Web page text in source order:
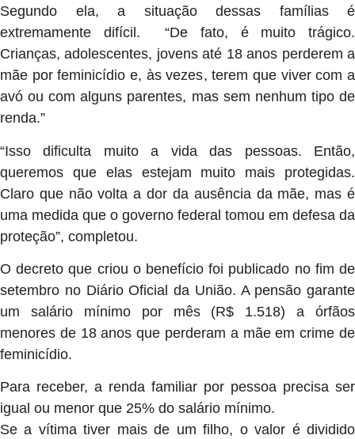
Segundo ela, a situação dessas famílias é
extremamente difícil. “De fato, é muito trágico.
Crianças, adolescentes, jovens até 18 anos perderem a
mãe por feminicídio e, às vezes, terem que viver com a
avó ou com alguns parentes, mas sem nenhum tipo de
renda.”
“Isso dificulta muito a vida das pessoas. Então,
queremos que elas estejam muito mais protegidas.
Claro que não volta a dor da ausência da mãe, mas é
uma medida que o governo federal tomou em defesa da
proteção”, completou.
O decreto que criou o benefício foi publicado no fim de
setembro no Diário Oficial da União. A pensão garante
um salário mínimo por mês (R$ 1.518) a órfãos
menores de 18 anos que perderam a mãe em crime de
feminicídio.
Para receber, a renda familiar por pessoa precisa ser
igual ou menor que 25% do salário mínimo.
Se a vítima tiver mais de um filho, o valor é dividido